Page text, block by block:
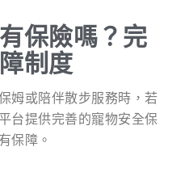
保險嗎？完
制度
姆或陪伴散步服務時，若
台提供完善的寵物安全保
保障。